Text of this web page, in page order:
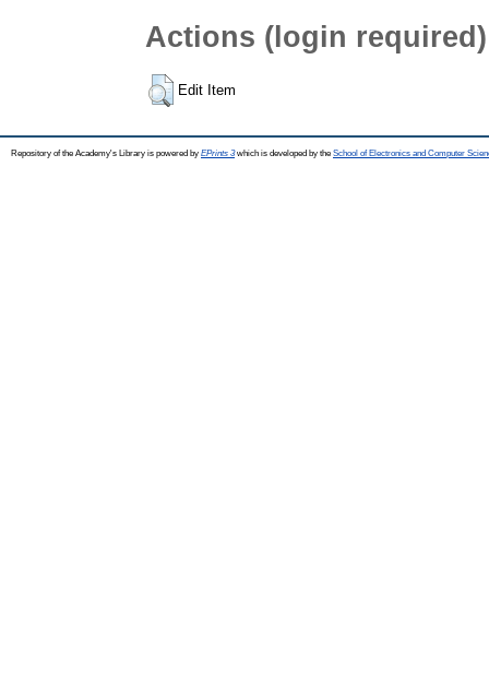
Actions (login required)
Edit Item
Repository of the Academy's Library is powered by EPrints 3which is developed by the School of Electronics and Computer